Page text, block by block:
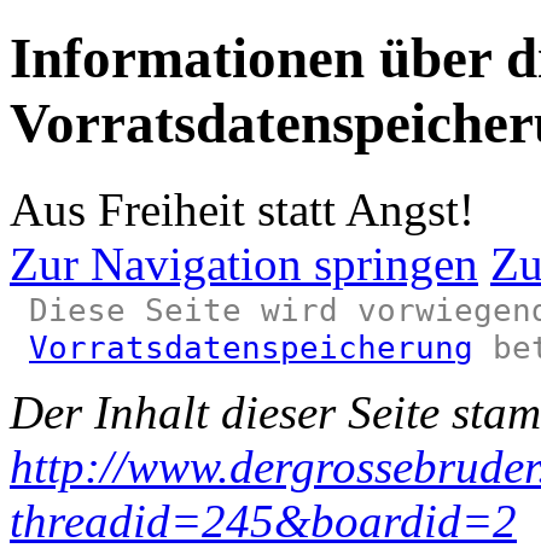
Informationen über
Aus Freiheit statt Angst!
Zur Navigation springen
Diese Seite wird
Vorratsdatenspeicherung
Der Inhalt dieser Seite
http://
threadid=245&boardid=2